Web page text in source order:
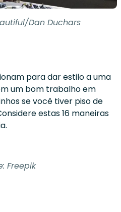
Dan Duchars
para dar estilo a uma
um bom trabalho em
se você tiver piso de
estas 16 maneiras
Freepik